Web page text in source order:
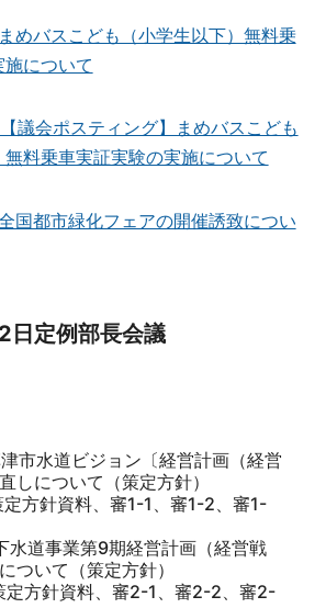
バスこども（小学生以下）無料乗
について
会ポスティング】まめバスこども
無料乗車実証実験の実施について
都市緑化フェアの開催誘致につい
日定例部長会議
津市水道ビジョン〔経営計画（経営
しについて（策定方針）
方針資料、審1-1、審1-2、審1-
水道事業第9期経営計画（経営戦
ついて（策定方針）
定方針資料、審2-1、審2-2、審2-